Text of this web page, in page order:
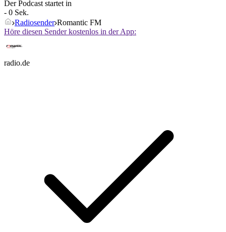
Der Podcast startet in
- 0 Sek.
Radiosender Romantic FM
Höre diesen Sender kostenlos in der App:
radio.de